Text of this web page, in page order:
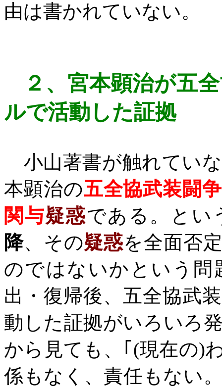
由は書かれていない。
２、 宮本顕治が五
ルで活動 した証拠
小山著書が触れてい
本顕治の五全協武装闘
関与疑惑である。とい
降、その疑惑を全面否
のではないかという問
出・復帰後、五全協武
動した証拠がいろいろ
から見ても、
｢ (現在の)
係もなく、責任もない